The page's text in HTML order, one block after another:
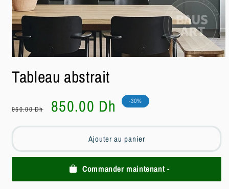
média
fenêtre
modale
Tableau abstrait
habituel
950.00 Dh
Prix
soldé
850.00 Dh -30%
Ajouter au panier
Commander maintenant -